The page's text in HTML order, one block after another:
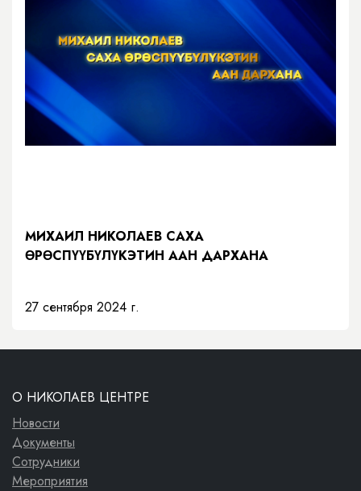
МИХАИЛ НИКОЛАЕВ САХА
ӨРӨСПҮҮБҮЛҮКЭТИН ААН ДАРХАНА
27 сентября 2024 г.
О НИКОЛАЕВ ЦЕНТРЕ
Новости
Документы
Сотрудники
Мероприятия